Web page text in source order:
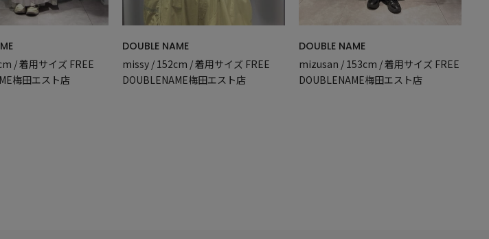
/ 着用サイズ FREE
梅田エスト店
DOUBLE NAME
missy / 152cm / 着用サイズ FREE
DOUBLENAME梅田エスト店
DOUBLE NAME
mizusan / 153cm / 着用サイズ FREE
DOUBLENAME梅田エスト店